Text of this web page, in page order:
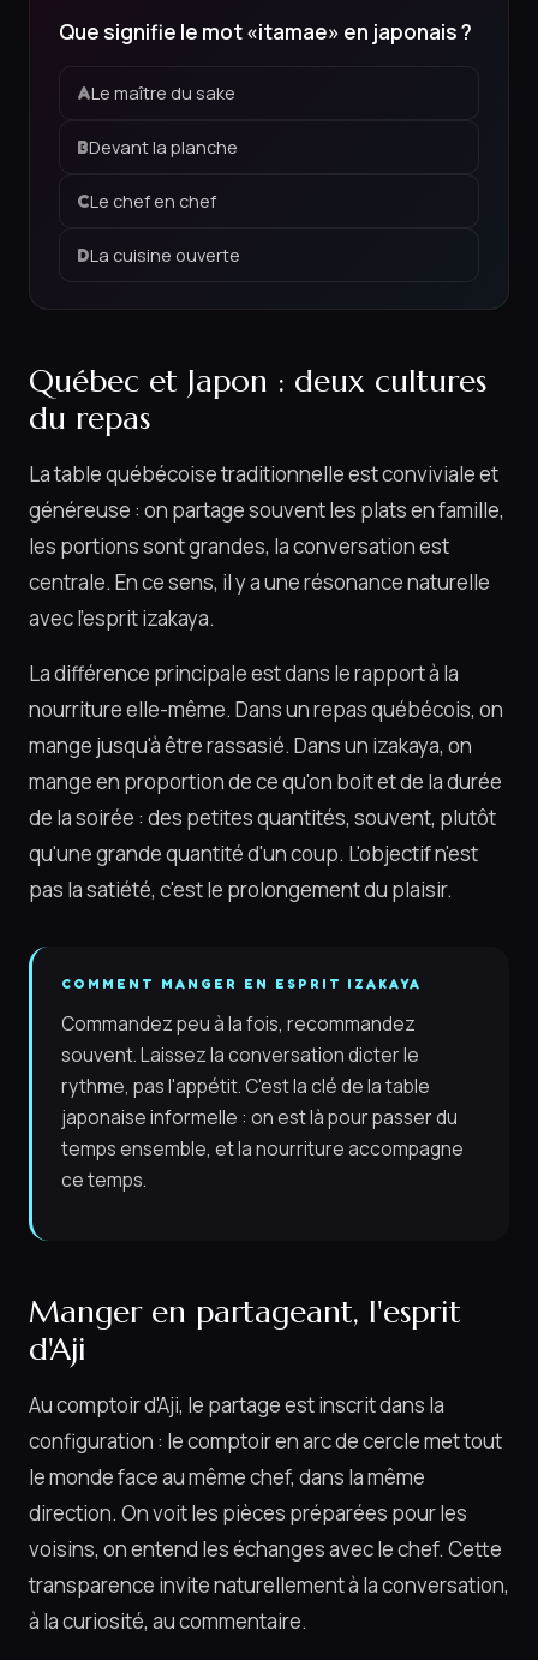
Que signifie le mot «itamae» en japonais ?
ALe maître du sake
BDevant la planche
CLe chef en chef
DLa cuisine ouverte
Québec et Japon : deux cultures
du repas
La table québécoise traditionnelle est conviviale et
généreuse : on partage souvent les plats en famille,
les portions sont grandes, la conversation est
centrale. En ce sens, il y a une résonance naturelle
avec l'esprit izakaya.
La différence principale est dans le rapport à la
nourriture elle-même. Dans un repas québécois, on
mange jusqu'à être rassasié. Dans un izakaya, on
mange en proportion de ce qu'on boit et de la durée
de la soirée : des petites quantités, souvent, plutôt
qu'une grande quantité d'un coup. L'objectif n'est
pas la satiété, c'est le prolongement du plaisir.
COMMENT MANGER EN ESPRIT IZAKAYA
Commandez peu à la fois, recommandez
souvent. Laissez la conversation dicter le
rythme, pas l'appétit. C'est la clé de la table
japonaise informelle : on est là pour passer du
temps ensemble, et la nourriture accompagne
ce temps.
Manger en partageant, l'esprit
d'Aji
Au comptoir d'Aji, le partage est inscrit dans la
configuration : le comptoir en arc de cercle met tout
le monde face au même chef, dans la même
direction. On voit les pièces préparées pour les
voisins, on entend les échanges avec le chef. Cette
transparence invite naturellement à la conversation,
à la curiosité, au commentaire.